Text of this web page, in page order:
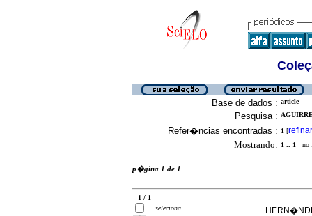
Base de dados : article
Pesquisa :
Refer�ncias encontradas : 1 [refinar
Mostrando: 1 .. 1 no
p�gina 1 de 1
1 / 1
seleciona